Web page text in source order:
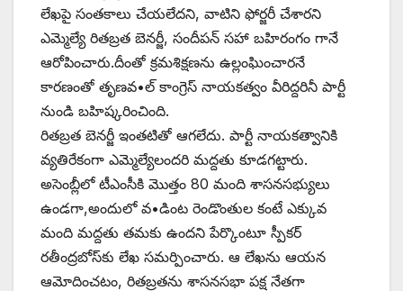
లేఖపై సంతకాలు చేయలేదని, వాటిని ఫోర్జరీ చేశారని
ఎమ్మెల్యే రితబ్రత బెనర్జీ, సందీపన్‌ ‌సహా బహిరంగం గానే
ఆరోపించారు.దీంతో క్రమశిక్షణను ఉల్లంఘించారనే
కారణంతో తృణవ•ల్‌ ‌కాంగ్రెస్‌ ‌నాయకత్వం వీరిద్దరినీ పార్టీ
నుండి బహిష్కరించింది.
రితబ్రత బెనర్జీ ఇంతటితో ఆగలేదు. పార్టీ నాయకత్వానికి
వ్యతిరేకంగా ఎమ్మెల్యేలందరి మద్దతు కూడగట్టారు.
అసెంబ్లీలో టీఎంసీకి మొత్తం 80 మంది శాసనసభ్యులు
ఉండగా,అందులో వ•డింట రెండొంతుల కంటే ఎక్కువ
మంది మద్దతు తమకు ఉందని పేర్కొంటూ స్పీకర్‌
‌రతీంద్రబోస్‌కు లేఖ సమర్పించారు. ఆ లేఖను ఆయన
ఆమోదించటం, రితబ్రతను శాసనసభా పక్ష నేతగా